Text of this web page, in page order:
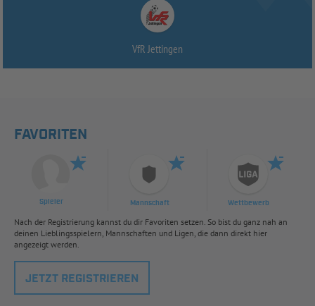
VfR Jettingen
FAVORITEN
Spieler Mannschaft Wettbewerb
Nach der Registrierung kannst du dir Favoriten setzen. So bist du ganz nah an
deinen Lieblingsspielern, Mannschaften und Ligen, die dann direkt hier
angezeigt werden.
JETZT REGISTRIEREN